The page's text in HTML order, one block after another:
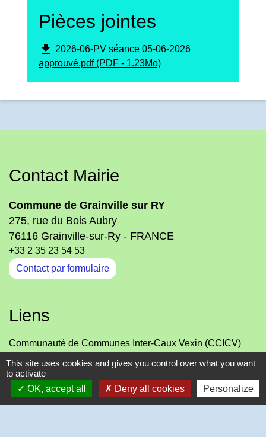
Pièces jointes
file_download 2026-06-PV séance 05-06-2026
approuvé.pdf (PDF - 1.23Mo)
Contact Mairie
Commune de Grainville sur RY
275, rue du Bois Aubry
76116 Grainville-sur-Ry - FRANCE
+33 2 35 23 54 53
Contact par formulaire
Liens
Communauté de Communes Inter-Caux Vexin (CCICV)
Office de Tourisme Normandie-Caux-Vexin
Département de Seine-Maritime
SIVOM de RY
This site uses cookies and gives you control over what you want
to activate
OK, accept all
Deny all cookies Personalize